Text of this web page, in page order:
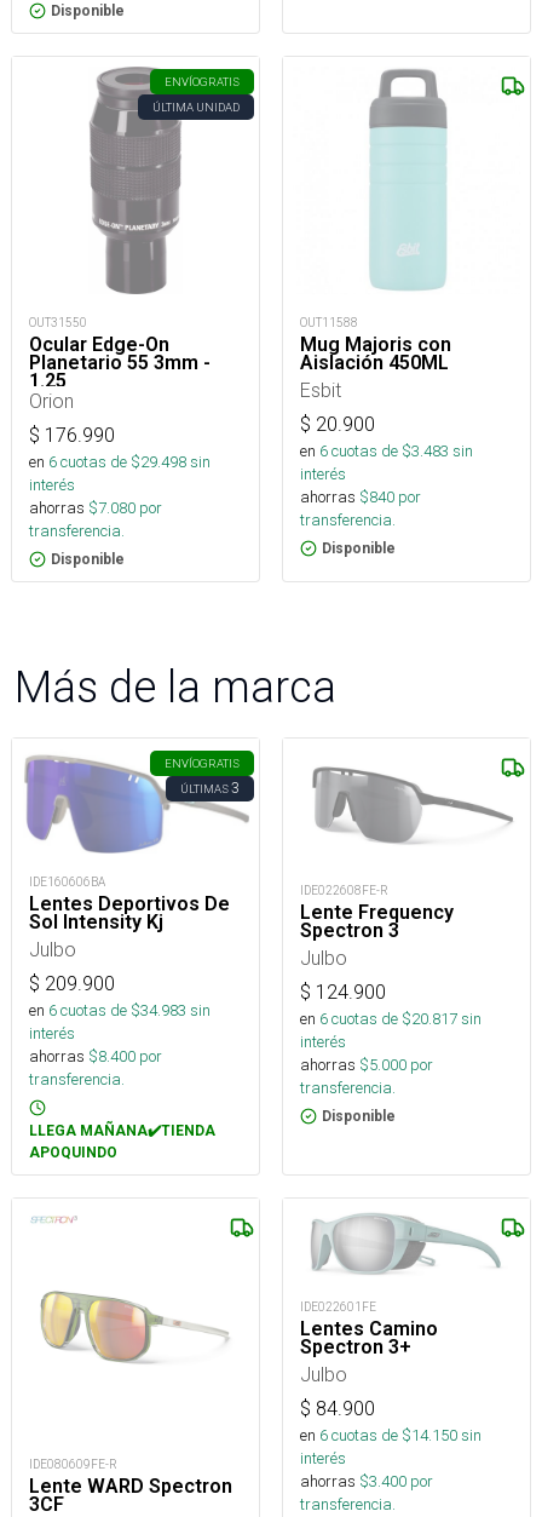
Disponible
ENVÍOGRATIS
ÚLTIMA UNIDAD
OUT31550
Ocular Edge-On
Planetario 55 3mm -
1.25
Orion
$ 176.990
en 6cuotas de $29.498sin
interés
ahorras $7.080 por
transferencia.
Disponible
OUT11588
Mug Majoris con
Aislación 450ML
Esbit
$ 20.900
en 6cuotas de $3.483 sin
interés
ahorras $840 por
transferencia.
Disponible
Más de la marca
ENVÍOGRATIS
ÚLTIMAS3
IDE160606BA
Lentes Deportivos De
Sol Intensity Kj
Julbo
$ 209.900
en 6cuotas de $34.983 sin
interés
ahorras $8.400 por
transferencia.
LLEGA MAÑANA✔️TIENDA
APOQUINDO
IDE022608FE-R
Lente Frequency
Spectron 3
Julbo
$ 124.900
en 6cuotas de $20.817sin
interés
ahorras $5.000 por
transferencia.
Disponible
IDE080609FE-R
Lente WARD Spectron
3CF
IDE022601FE
Lentes Camino
Spectron 3+
Julbo
$ 84.900
en 6cuotas de $14.150sin
interés
ahorras $3.400 por
transferencia.